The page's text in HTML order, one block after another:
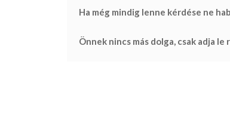
Ha még mindig lenne kérdése ne
Önnek nincs más dolga, csak adja